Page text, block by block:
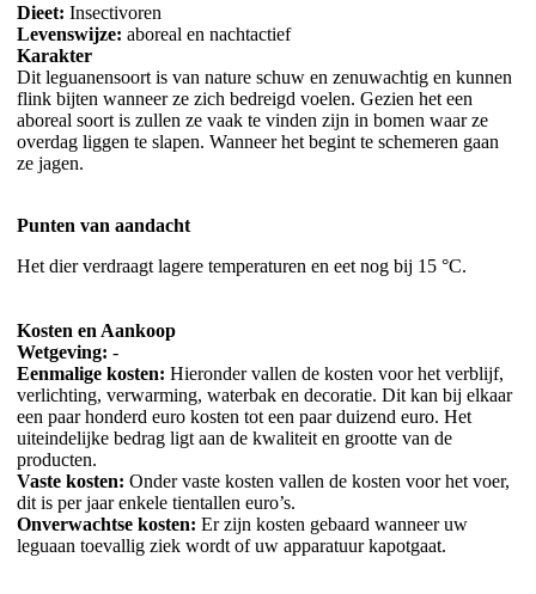
Dieet: Insectivoren
Levenswijze: aboreal en nachtactief
Karakter
Dit leguanensoort is van nature schuw en zenuwachtig en kunnen
flink bijten wanneer ze zich bedreigd voelen. Gezien het een
aboreal soort is zullen ze vaak te vinden zijn in bomen waar ze
overdag liggen te slapen. Wanneer het begint te schemeren gaan
ze jagen.
Punten van aandacht
Het dier verdraagt lagere temperaturen en eet nog bij 15 °C.
Kosten en Aankoop
Wetgeving: -
Eenmalige kosten: Hieronder vallen de kosten voor het verblijf,
verlichting, verwarming, waterbak en decoratie. Dit kan bij elkaar
een paar honderd euro kosten tot een paar duizend euro. Het
uiteindelijke bedrag ligt aan de kwaliteit en grootte van de
producten.
Vaste kosten: Onder vaste kosten vallen de kosten voor het voer,
dit is per jaar enkele tientallen euro’s.
Onverwachtse kosten: Er zijn kosten gebaard wanneer uw
leguaan toevallig ziek wordt of uw apparatuur kapotgaat.